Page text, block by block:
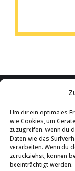
Um dir ein optimales
wie Cookies, um
zuzugreifen. Wenn du
Daten wie das
verarbeiten. Wenn du
zurückziehst, können
beeinträchtigt werden.
GPS Tracking
Elektronisches
GPS Fahrtenbuch